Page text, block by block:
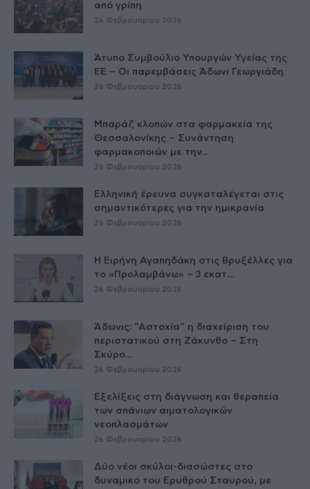
από γρίπη
26 Φεβρουαρίου 2026
Άτυπο Συμβούλιο Υπουργών Υγείας της
ΕE – Οι παρεμβάσεις Άδωνι Γεωργιάδη
26 Φεβρουαρίου 2026
Μπαράζ κλοπών στα φαρμακεία της
Θεσσαλονίκης – Συνάντηση
φαρμακοποιών με την...
26 Φεβρουαρίου 2026
Ελληνική έρευνα συγκαταλέγεται στις
σημαντικότερες για την ημικρανία
26 Φεβρουαρίου 2026
Η Ειρήνη Αγαπηδάκη στις Βρυξέλλες για
το «Προλαμβάνω» – 3 εκατ....
26 Φεβρουαρίου 2026
Άδωνις: “Αστοχία” η διαχείριση του
περιστατικού στη Ζάκυνθο – Στη
Σκύρο...
26 Φεβρουαρίου 2026
Εξελίξεις στη διάγνωση και θεραπεία
των σπάνιων αιματολογικών
νεοπλασμάτων
26 Φεβρουαρίου 2026
Δύο νέοι σκύλοι-διασώστες στο
δυναμικό του Ερυθρού Σταυρού, με